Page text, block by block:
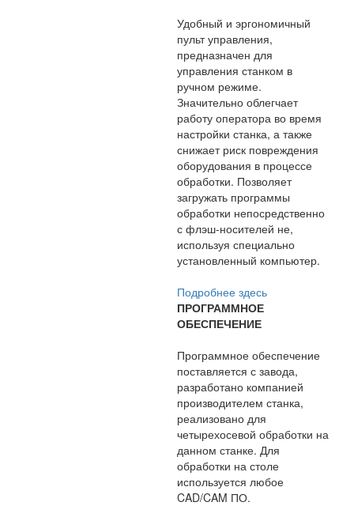
Удобный и эргономичный
пульт управления,
предназначен для
управления станком в
ручном режиме.
Значительно облегчает
работу оператора во время
настройки станка, а также
снижает риск повреждения
оборудования в процессе
обработки. Позволяет
загружать программы
обработки непосредственно
с флэш-носителей не,
используя специально
установленный компьютер.
Подробнее здесь
ПРОГРАММНОЕ
ОБЕСПЕЧЕНИЕ
Программное обеспечение
поставляется с завода,
разработано компанией
производителем станка,
реализовано для
четырехосевой обработки на
данном станке. Для
обработки на столе
используется любое
CAD/CAM ПО.